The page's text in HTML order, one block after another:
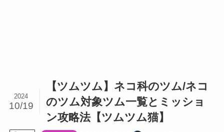
【ツムツム】ネコ科のツム/ネコ
のツム対象ツム一覧とミッショ
ン攻略法【ツムツム猫】
2024
10/19